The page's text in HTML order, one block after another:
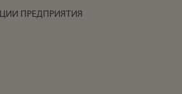
ПРЕДПРИЯТИЯ